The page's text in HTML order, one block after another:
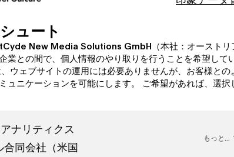
ュート
New Media Solutions GmbH（本社：オーストリ
業との間で、個人情報のやり取りを行うことを希望して
ウェブサイトの運用には必要ありませんが、お客様との
ュニケーションを可能にします。 ご希望があれば、選択
ナリティクス
合同会社（米国
もっと...